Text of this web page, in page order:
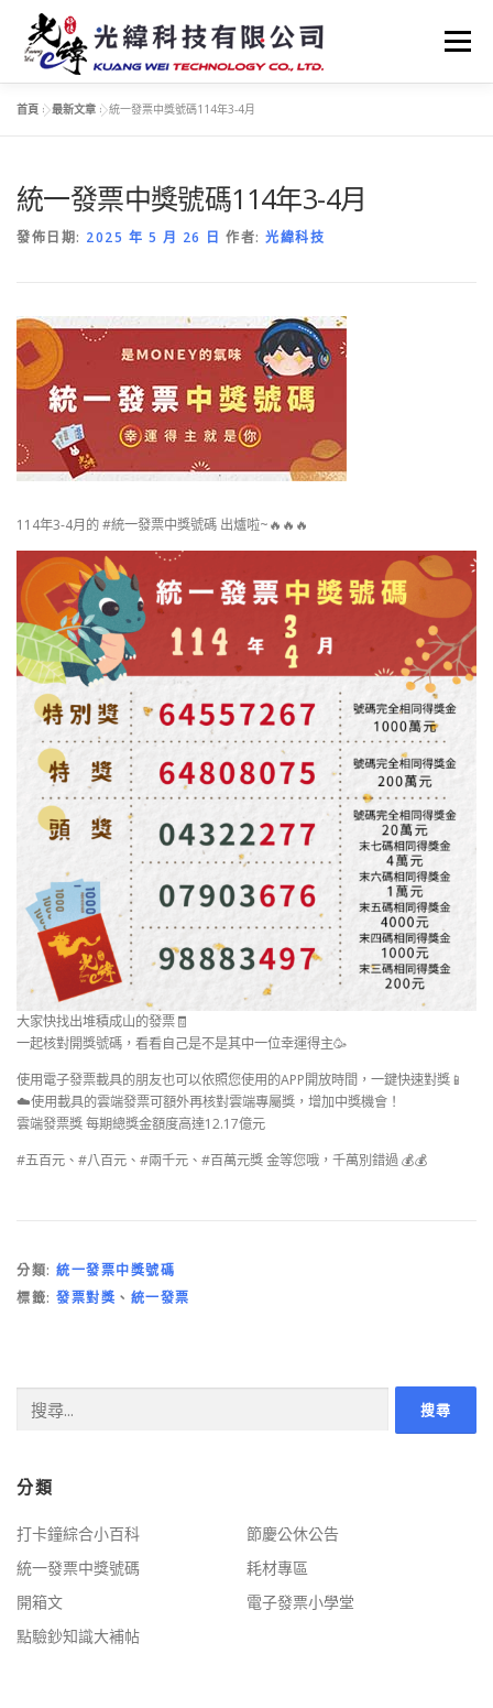
選單
促銷活動 選購指南 影音教學 常見問題
首頁 »最新文章 »統一發票中獎號碼114年3-4月
統一發票中獎號碼114年3-4月
發佈日期: 2025 年 5 月 26 日 作者: 光緯科技
114年3-4月的 #統一發票中獎號碼 出爐啦~🔥🔥🔥
大家快找出堆積成山的發票🧾
一起核對開獎號碼，看看自己是不是其中一位幸運得主🥳
使用電子發票載具的朋友也可以依照您使用的APP開放時間，一鍵快速對獎📱
☁️使用載具的雲端發票可額外再核對雲端專屬獎，增加中獎機會！
雲端發票獎 每期總獎金額度高達12.17億元
#五百元、#八百元、#兩千元、#百萬元獎 金等您哦，千萬別錯過 💰💰
分類: 統一發票中獎號碼
標籤: 發票對獎 、 統一發票
字:
分類
打卡鐘綜合小百科
節慶公休公告
統一發票中獎號碼
耗材專區
開箱文
電子發票小學堂
點驗鈔知識大補帖